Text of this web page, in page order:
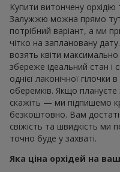
Купити витончену
Залужжю можна прямо
потрібний варіант, а ми
чітко на заплановану
возять квіти
збереже ідеальний стан і
однієї лаконічної
оберемків. Якщо
скажіть — ми підпишемо
безкоштовно. Вам
свіжість та швидкість
точно буде у захваті.
Яка ціна орхідей на